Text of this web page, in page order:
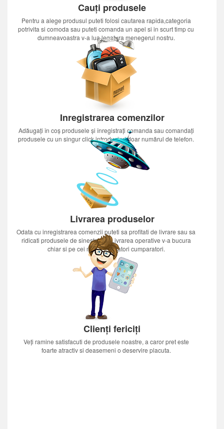
Cauți produsele
Pentru a alege produsul puteti folosi cautarea rapida,categoria
potrivita si comoda sau puteti comanda un apel si in scurt timp cu
dumneavoastra v-a lua legatura menegerul nostru.
Inregistrarea comenzilor
Adăugați în coș produsele și înregistrați comanda sau comandați
produsele cu un singur click introducînd doar numărul de telefon.
Livrarea produselor
Odata cu inregistrarea comenzii puteti sa profitati de livrare sau sa
ridicati produsele de sinestatator.Livrarea operative v-a bucura
chiar si pe cei mai nerabdatori cumparatori.
Clienți fericiți
Veți ramine satisfacuti de produsele noastre, a caror pret este
foarte atractiv si deasemeni o deservire placuta.